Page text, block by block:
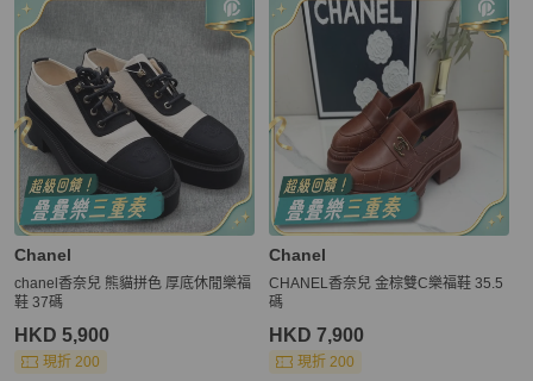
Chanel
chanel香奈兒 熊貓拼色 厚底休閒樂福
鞋 37碼
HKD 5,900
現折 200
Chanel
CHANEL香奈兒 金棕雙C樂福鞋 35.5
碼
HKD 7,900
現折 200